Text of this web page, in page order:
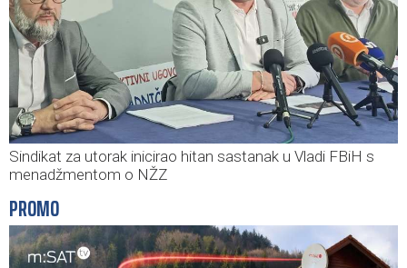
Sindikat za utorak inicirao hitan sastanak u Vladi FBiH s
menadžmentom o NŽZ
PROMO